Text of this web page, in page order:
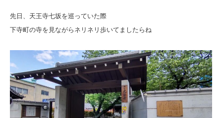
先日、天王寺七坂を巡っていた際
下寺町の寺を見ながらネリネリ歩いてましたらね